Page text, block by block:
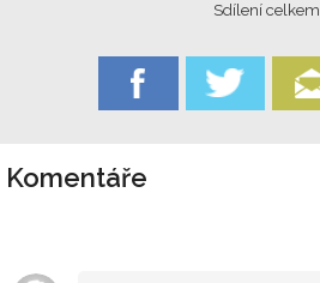
Sdílení celkem
Komentáře